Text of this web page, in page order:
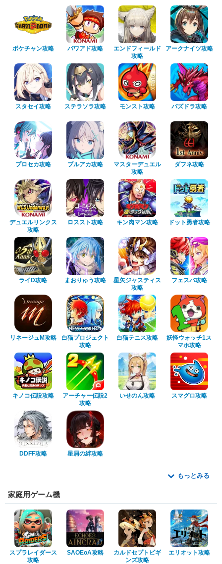
ポケチャン攻略 パワアド攻略
エンドフィールド
攻略
アークナイツ攻略
スタセイ攻略 ステラソラ攻略 モンスト攻略 パズドラ攻略
プロセカ攻略 ブルアカ攻略
マスターデュエル
攻略
ダフネ攻略
デュエルリンクス
攻略
ロススト攻略 キン肉マン攻略 ドット勇者攻略
ライD攻略 まおりゅう攻略
星矢ジャスティス
攻略
フェスバ攻略
リネージュM攻略
白猫プロジェクト
攻略
白猫テニス攻略
妖怪ウォッチ1ス
マホ攻略
キノコ伝説攻略
アーチャー伝説2
攻略
いせのん攻略 スマグロ攻略
DDFF攻略 星屑の絆攻略
もっとみる
家庭用ゲーム機
スプラレイダース
攻略
SAOEoA攻略
カルドセプトビギ
ンズ攻略
エリオット攻略